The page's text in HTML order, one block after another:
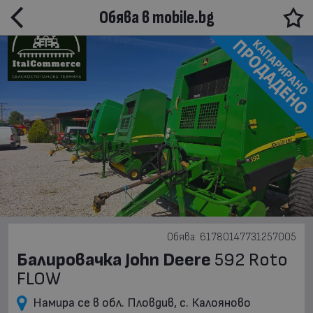
Обява в mobile.bg
Обява: 61780147731257005
Балировачка John Deere 592 Roto
FLOW
Намира се в обл. Пловдив, с. Калояново